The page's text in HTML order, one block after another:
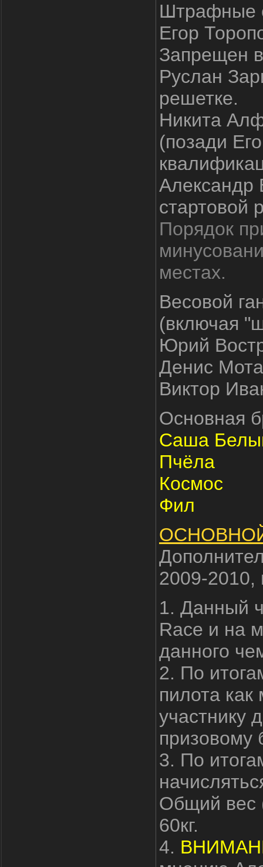
Штрафные
Егор
Запрещен
Руслан
решетке.
Никита
(позади
Александр
стартовой
Порядок
местах.
Весовой
(включая
Юрий
Денис
Виктор
Основная
Саша
Пчёла
Космос
Фил
2009-
1. Данный
Race и на
данного
2. По
пилота
участнику
призовому
3. По
Общий вес
60кг.
4.